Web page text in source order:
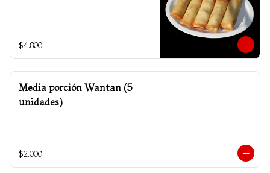
$4.800
Media porción Wantan (5
unidades)
$2.000